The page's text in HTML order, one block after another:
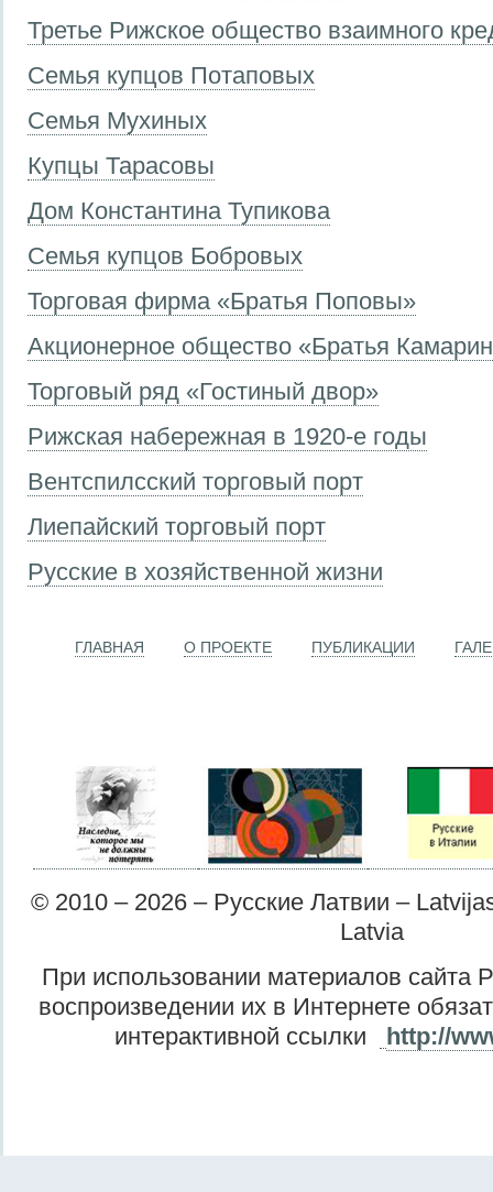
Третье Рижское общество взаимного
Семья купцов Потаповых
Семья Мухиных
Купцы Тарасовы
Дом Константина Тупикова
Семья купцов Бобровых
Торговая фирма «Братья Поповы»
Акционерное общество «Братья
Торговый ряд «Гостиный двор»
Рижская набережная в 1920-е годы
Вентспилсский торговый порт
Лиепайский торговый порт
Русские в хозяйственной жизни
ГЛАВНАЯ О ПРОЕКТЕ ПУБЛИКАЦИИ
© 2010 – 2026 – Русские Латвии –
Latvia
При использовании материалов сайта
воспроизведении их в Интернете
интерактивной ссылки
http://